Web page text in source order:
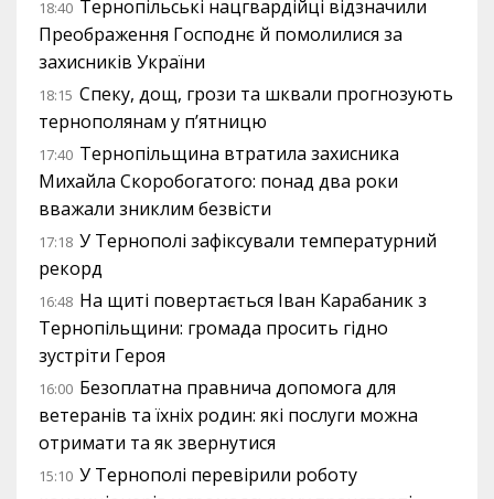
18:40 Тернопільські нацгвардійці відзначили
Преображення Господнє й помолилися за
захисників України
18:15 Спеку, дощ, грози та шквали прогнозують
тернополянам у п’ятницю
17:40 Тернопільщина втратила захисника
Михайла Скоробогатого: понад два роки
вважали зниклим безвісти
17:18 У Тернополі зафіксували температурний
рекорд
16:48 На щиті повертається Іван Карабаник з
Тернопільщини: громада просить гідно
зустріти Героя
16:00 Безоплатна правнича допомога для
ветеранів та їхніх родин: які послуги можна
отримати та як звернутися
15:10 У Тернополі перевірили роботу